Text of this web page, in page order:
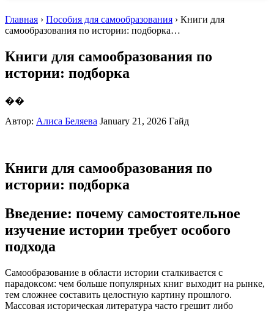
Главная › Пособия для самообразования › Книги для
самообразования по истории: подборка…
Книги для самообразования по
истории: подборка
��
Автор: Алиса Беляева January 21, 2026 Гайд
Книги для самообразования по
истории: подборка
Введение: почему самостоятельное
изучение истории требует особого
подхода
Самообразование в области истории сталкивается с
парадоксом: чем больше популярных книг выходит на рынке,
тем сложнее составить целостную картину прошлого.
Массовая историческая литература часто грешит либо